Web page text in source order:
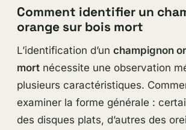
Comment identifier un
orange sur bois mort
L’identification d’un champignon
mortnécessite une observation
plusieurs caractéristiques.
examiner la forme générale :
des disques plats, d’autres des